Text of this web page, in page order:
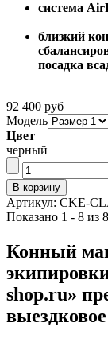
система
близкий
посадка
92 400 руб
Модель
Цвет
черный
Артикул: CKE-
Показано 1 - 8 из 8
Конный
shop.ru»